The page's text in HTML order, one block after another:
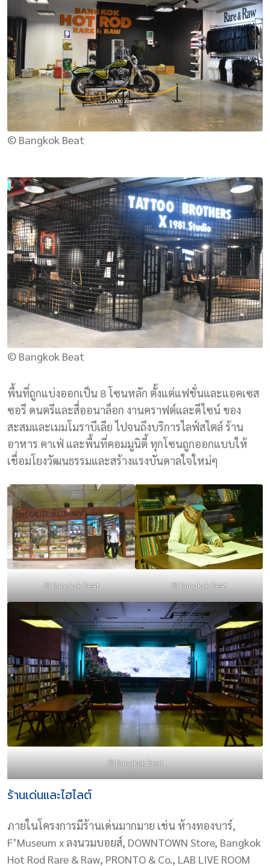
© Bangkok Beat
© Bangkok Beat
พื้นที่ถูกแบ่งออกเป็น 8 โซนหลัก ตั้งแต่แฟชั่นและแอคเซส
ซอรี ดนตรีและสื่ออนาล็อก งานคราฟต์และดีไซน์ ของ
สะสมและเมมโมราบีเลีย ไปจนถึงบริการไลฟ์สไตล์ ร้าน
อาหาร คาเฟ่ และพื้นที่คอมมูนิตี้ ทุกโซนถูกออกแบบให้
เชื่อมโยงวัฒนธรรมและสร้างแรงบันดาลใจใหม่ๆ
© Bangkok Beat © Bangkok Beat
© Bangkok Beat
ร้านเด่นและไฮไลต์
ภายในโครงการมีร้านเด่นมากมาย เช่น ห้างทองบาร์,
F’Museum x ลงนวมบอยส์, DOWNTOWN Store, Bangkok
Hot Rod Rare & Raw, PRONTO & Co., LAB LIVE ROOM